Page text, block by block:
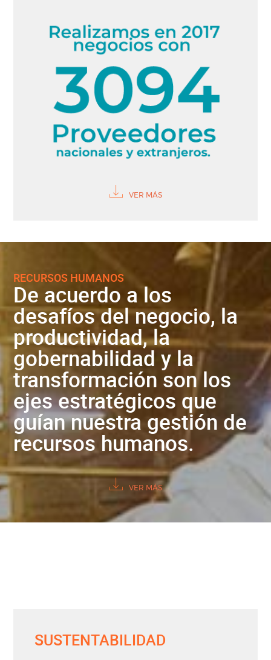
VER MÁS
RECURSOS HUMANOS
De acuerdo a los
desafíos del negocio, la
productividad, la
gobernabilidad y la
transformación son los
ejes estratégicos que
guían nuestra gestión de
recursos humanos.
VER MÁS
SUSTENTABILIDAD